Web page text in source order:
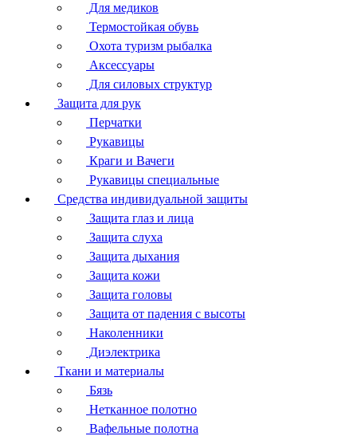
Для медиков
Термостойкая обувь
Охота туризм рыбалка
Аксессуары
Для силовых структур
Защита для рук
Перчатки
Рукавицы
Краги и Вачеги
Рукавицы специальные
Средства индивидуальной защиты
Защита глаз и лица
Защита слуха
Защита дыхания
Защита кожи
Защита головы
Защита от падения с высоты
Наколенники
Диэлектрика
Ткани и материалы
Бязь
Нетканное полотно
Вафельные полотна